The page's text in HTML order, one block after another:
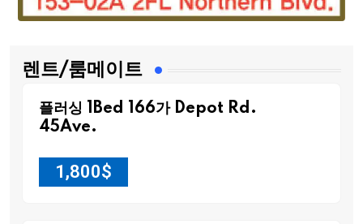
렌트/룸메이트
플러싱 1Bed 166가 Depot Rd.
45Ave.
1,800$